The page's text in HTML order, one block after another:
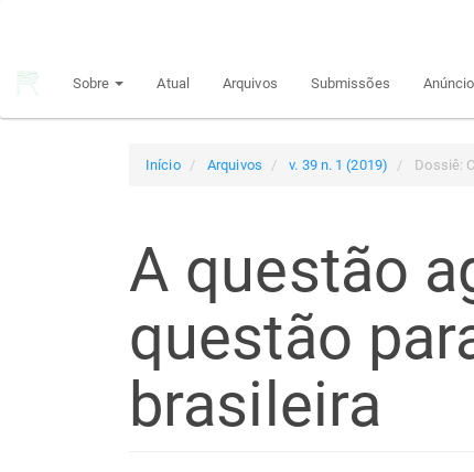
principal
Sobre Atual Arquivos Submissões
Início Arquivos v. 39 n. 1 (2019) Dossiê:
A questão
questão
brasileira